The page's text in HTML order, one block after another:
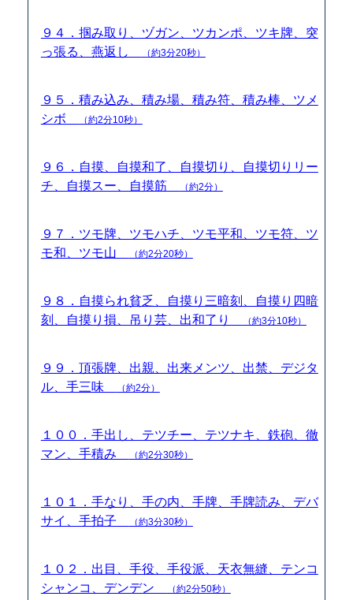
９４．掴み取り、ヅガン、ツカンポ、ツキ牌、突
っ張る、燕返し
（約3分20秒）
９５．積み込み、積み場、積み符、積み棒、ツメ
シボ
（約2分10秒）
９６．自摸、自摸和了、自摸切り、自摸切りリー
チ、自摸スー、自摸筋
（約2分）
９７．ツモ牌、ツモハチ、ツモ平和、ツモ符、ツ
モ和、ツモ山
（約2分20秒）
９８．自摸られ貧乏、自摸り三暗刻、自摸り四暗
刻、自摸り損、吊り芸、出和了り
（約3分10秒）
９９．頂張牌、出親、出来メンツ、出禁、デジタ
ル、手三味
（約2分）
１００．手出し、テツチー、テツナキ、鉄砲、徹
マン、手積み
（約2分30秒）
１０１．手なり、手の内、手牌、手牌読み、デバ
サイ、手拍子
（約3分30秒）
１０２．出目、手役、手役派、天衣無縫、テンコ
シャンコ、デンデン
（約2分50秒）